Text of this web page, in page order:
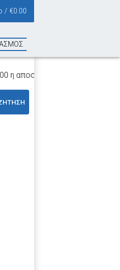
/ €0.00
τους γίνεται την ίδια